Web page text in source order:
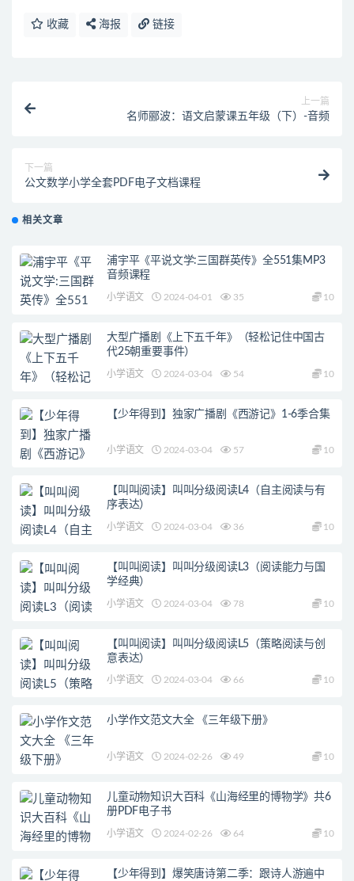
收藏 海报 链接
上一篇
名师郦波：语文启蒙课五年级（下）-音频
下一篇
公文数学小学全套PDF电子文档课程
相关文章
浦宇平《平说文学:三国群英传》全551集MP3
音频课程
小学语文 2024-04-01 35 10
大型广播剧《上下五千年》（轻松记住中国古
代25朝重要事件）
小学语文 2024-03-04 54 10
【少年得到】独家广播剧《西游记》1-6季合集
小学语文 2024-03-04 57 10
【叫叫阅读】叫叫分级阅读L4（自主阅读与有
序表达）
小学语文 2024-03-04 36 10
【叫叫阅读】叫叫分级阅读L3（阅读能力与国
学经典）
小学语文 2024-03-04 78 10
【叫叫阅读】叫叫分级阅读L5（策略阅读与创
意表达）
小学语文 2024-03-04 66 10
小学作文范文大全 《三年级下册》
小学语文 2024-02-26 49 10
儿童动物知识大百科《山海经里的博物学》共6
册PDF电子书
小学语文 2024-02-26 64 10
【少年得到】爆笑唐诗第二季：跟诗人游遍中